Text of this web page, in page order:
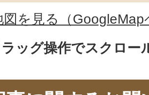
図を見る（GoogleMap
ッグ操作でスクロー